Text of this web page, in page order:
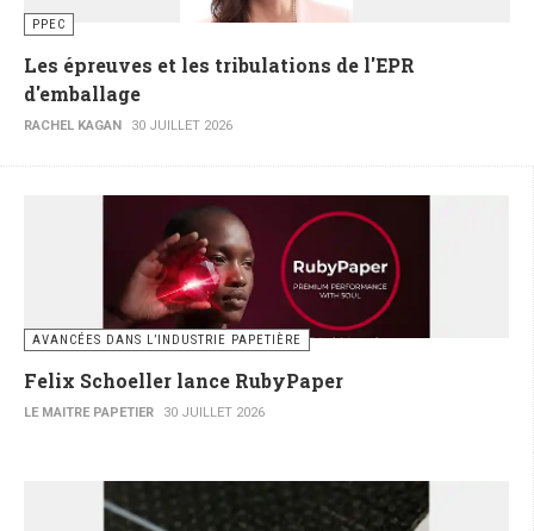
PPEC
Les épreuves et les tribulations de l'EPR
d'emballage
RACHEL KAGAN 30 JUILLET 2026
AVANCÉES DANS L’INDUSTRIE PAPETIÈRE
Felix Schoeller lance RubyPaper
LE MAITRE PAPETIER 30 JUILLET 2026